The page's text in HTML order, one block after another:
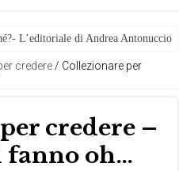
L’editoriale di Andrea Antonuccio
credere / Collezionare per
credere –
fanno oh…